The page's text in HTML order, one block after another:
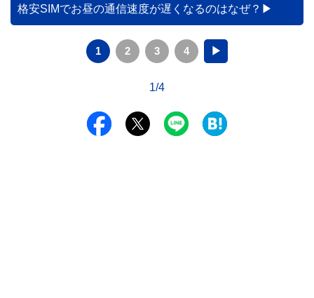
格安SIMでお昼の通信速度が遅くなるのはなぜ？
1 2 3 4 ▶
1/4